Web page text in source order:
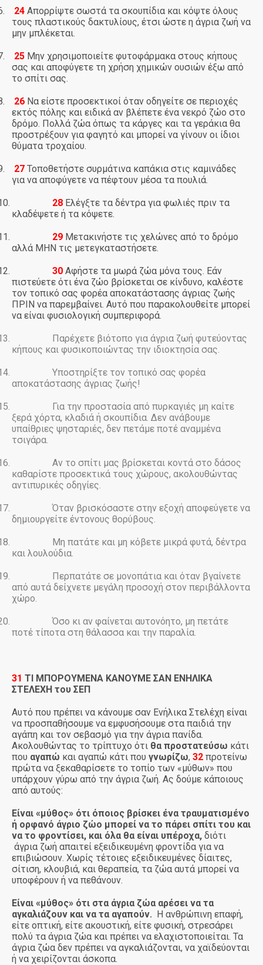
24 Απορρίψτε σωστά τα σκουπίδια και κόψτε όλους
τους πλαστικούς δακτυλίους, έτσι ώστε η άγρια ζωή να
μην μπλέκεται.
25 Μην χρησιμοποιείτε φυτοφάρμακα στους κήπους
σας και αποφύγετε τη χρήση χημικών ουσιών έξω από
το σπίτι σας.
26 Να είστε προσεκτικοί όταν οδηγείτε σε περιοχές
εκτός πόλης και ειδικά αν βλέπετε ένα νεκρό ζώο στο
δρόμο. Πολλά ζώα όπως τα κάργες και τα γεράκια θα
προστρέξουν για φαγητό και μπορεί να γίνουν οι ίδιοι
θύματα τροχαίου.
27 Τοποθετήστε συρμάτινα καπάκια στις καμινάδες
για να αποφύγετε να πέφτουν μέσα τα πουλιά.
28 Ελέγξτε τα δέντρα για φωλιές πριν τα
κλαδέψετε ή τα κόψετε.
29 Μετακινήστε τις χελώνες από το δρόμο
αλλά ΜΗΝ τις μετεγκαταστήσετε.
30 Αφήστε τα μωρά ζώα μόνα τους. Εάν
πιστεύετε ότι ένα ζώο βρίσκεται σε κίνδυνο, καλέστε
τον τοπικό σας φορέα αποκατάστασης άγριας ζωής
ΠΡΙΝ να παρεμβαίνει. Αυτό που παρακολουθείτε μπορεί
να είναι φυσιολογική συμπεριφορά.
Παρέχετε βιότοπο για άγρια ζωή φυτεύοντας
κήπους και φυσικοποιώντας την ιδιοκτησία σας.
Υποστηρίξτε τον τοπικό σας φορέα
αποκατάστασης άγριας ζωής!
Για την προστασία από πυρκαγιές μη καίτε
ξερά χόρτα, κλαδιά ή σκουπίδια. Δεν ανάβουμε
υπαίθριες ψησταριές, δεν πετάμε ποτέ αναμμένα
τσιγάρα.
Αν το σπίτι μας βρίσκεται κοντά στο δάσος
καθαρίστε προσεκτικά τους χώρους, ακολουθώντας
αντιπυρικές οδηγίες.
Όταν βρισκόσαστε στην εξοχή αποφεύγετε να
δημιουργείτε έντονους θορύβους.
Μη πατάτε και μη κόβετε μικρά φυτά, δέντρα
και λουλούδια.
Περπατάτε σε μονοπάτια και όταν βγαίνετε
από αυτά δείχνετε μεγάλη προσοχή στον περιβάλλοντα
χώρο.
Όσο κι αν φαίνεται αυτονόητο, μη πετάτε
ποτέ τίποτα στη θάλασσα και την παραλία.
31 ΤΙ ΜΠΟΡΟΥΜΕΝΑ ΚΑΝΟΥΜΕ ΣΑΝ ΕΝΗΛΙΚΑ
ΣΤΕΛΕΧΗ του ΣΕΠ
Αυτό που πρέπει να κάνουμε σαν Ενήλικα Στελέχη είναι
να προσπαθήσουμε να εμφυσήσουμε στα παιδιά την
αγάπη και τον σεβασμό για την άγρια πανίδα.
Ακολουθώντας το τρίπτυχο ότι θα προστατεύσω κάτι
που αγαπώ και αγαπώ κάτι που γνωρίζω, 32 προτείνω
πρώτα να ξεκαθαρίσετε το τοπίο των «μύθων» που
υπάρχουν γύρω από την άγρια ζωή. Ας δούμε κάποιους
από αυτούς:
Είναι «μύθος» ότι όποιος βρίσκει ένα τραυματισμένο
ή ορφανό άγριο ζώο μπορεί να το πάρει σπίτι του και
να το φροντίσει, και όλα θα είναι υπέροχα, διότι
άγρια ζωή απαιτεί εξειδικευμένη φροντίδα για να
επιβιώσουν. Χωρίς τέτοιες εξειδικευμένες δίαιτες,
σίτιση, κλουβιά, και θεραπεία, τα ζώα αυτά μπορεί να
υποφέρουν ή να πεθάνουν.
Είναι «μύθος» ότι στα άγρια ζώα αρέσει να τα
αγκαλιάζουν και να τα αγαπούν. Η ανθρώπινη επαφή,
είτε οπτική, είτε ακουστική, είτε φυσική, στρεσάρει
πολύ τα άγρια ζώα και πρέπει να ελαχιστοποιείται. Τα
άγρια ζώα δεν πρέπει να αγκαλιάζονται, να χαϊδεύονται
ή να χειρίζονται άσκοπα.